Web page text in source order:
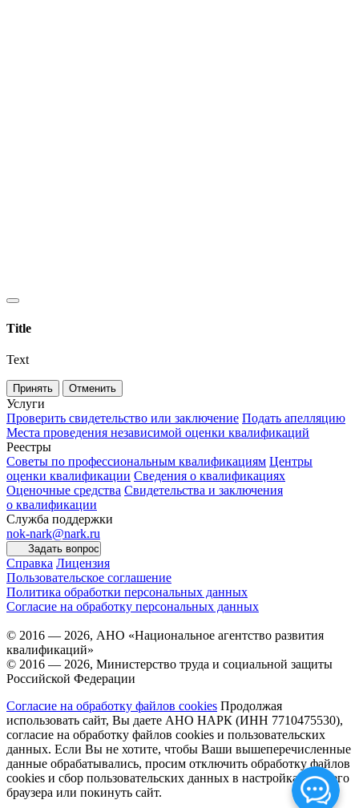
Title
Text
Принять Отменить
Услуги
Проверить свидетельство или заключение Подать апелляцию
Места проведения независимой оценки квалификаций
Реестры
Советы по профессиональным квалификациям Центры
оценки квалификации Сведения о квалификациях
Оценочные средства Свидетельства и заключения
о квалификации
Служба поддержки
nok-nark@nark.ru
Задать вопрос
Справка Лицензия
Пользовательское соглашение
Политика обработки персональных данных
Согласие на обработку персональных данных
© 2016 — 2026, АНО «Национальное агентство развития
квалификаций»
© 2016 — 2026, Министерство труда и социальной защиты
Российской Федерации
Согласие на обработку файлов cookies Продолжая
использовать сайт, Вы даете АНО НАРК (ИНН 7710475530),
согласие на обработку файлов cookies и пользовательских
данных. Если Вы не хотите, чтобы Ваши вышеперечисленные
данные обрабатывались, просим отключить обработку файлов
cookies и сбор пользовательских данных в настройках Вашего
браузера или покинуть сайт.